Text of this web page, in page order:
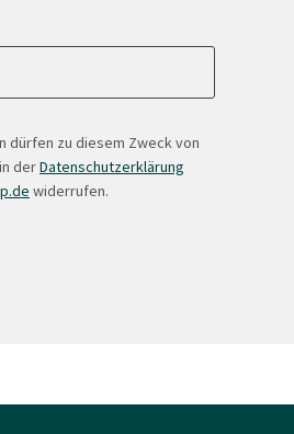
dürfen zu diesem Zweck von
derDatenschutzerklärung
widerrufen.